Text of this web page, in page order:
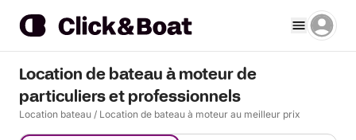
Location de bateau à moteur de
particuliers et professionnels
Location bateau / Location de bateau à moteur au meilleur prix